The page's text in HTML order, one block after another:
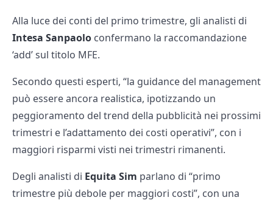
Alla luce dei conti del primo trimestre, gli analisti di
Intesa Sanpaolo confermano la raccomandazione
‘add’ sul titolo MFE.
Secondo questi esperti, “la guidance del management
può essere ancora realistica, ipotizzando un
peggioramento del trend della pubblicità nei prossimi
trimestri e l’adattamento dei costi operativi”, con i
maggiori risparmi visti nei trimestri rimanenti.
Degli analisti di Equita Sim parlano di “primo
trimestre più debole per maggiori costi”, con una